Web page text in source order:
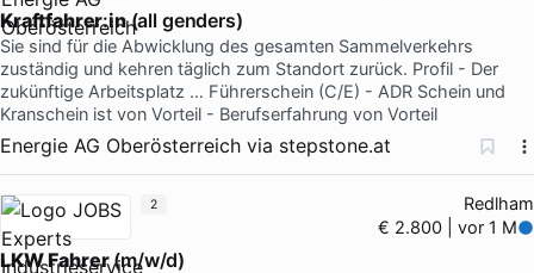
Kraftfahrer:in(all genders)
Sie sind für die Abwicklung des gesamten Sammelverkehrs
zuständig und kehren täglich zum Standort zurück. Profil - Der
zukünftige Arbeitsplatz … Führerschein (C/E) - ADR Schein und
Kranschein ist von Vorteil - Berufserfahrung von Vorteil
Energie AG Oberösterreich via stepstone.at
Redlham
€ 2.800 | vor 1 M
LKWFahrer(m/w/d)
2